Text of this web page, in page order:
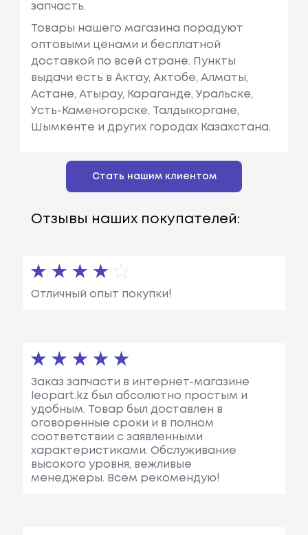
запчасть.
Товары нашего магазина порадуют
оптовыми ценами и бесплатной
доставкой по всей стране. Пункты
выдачи есть в Актау, Актобе, Алматы,
Астане, Атырау, Караганде, Уральске,
Усть-Каменогорске, Талдыкоргане,
Шымкенте и других городах Казахстана.
Стать нашим клиентом
Отзывы наших покупателей:
Отличный опыт покупки!
Заказ запчасти в интернет-магазине
leopart.kz был абсолютно простым и
удобным. Товар был доставлен в
оговоренные сроки и в полном
соответствии с заявленными
характеристиками. Обслуживание
высокого уровня, вежливые
менеджеры. Всем рекомендую!